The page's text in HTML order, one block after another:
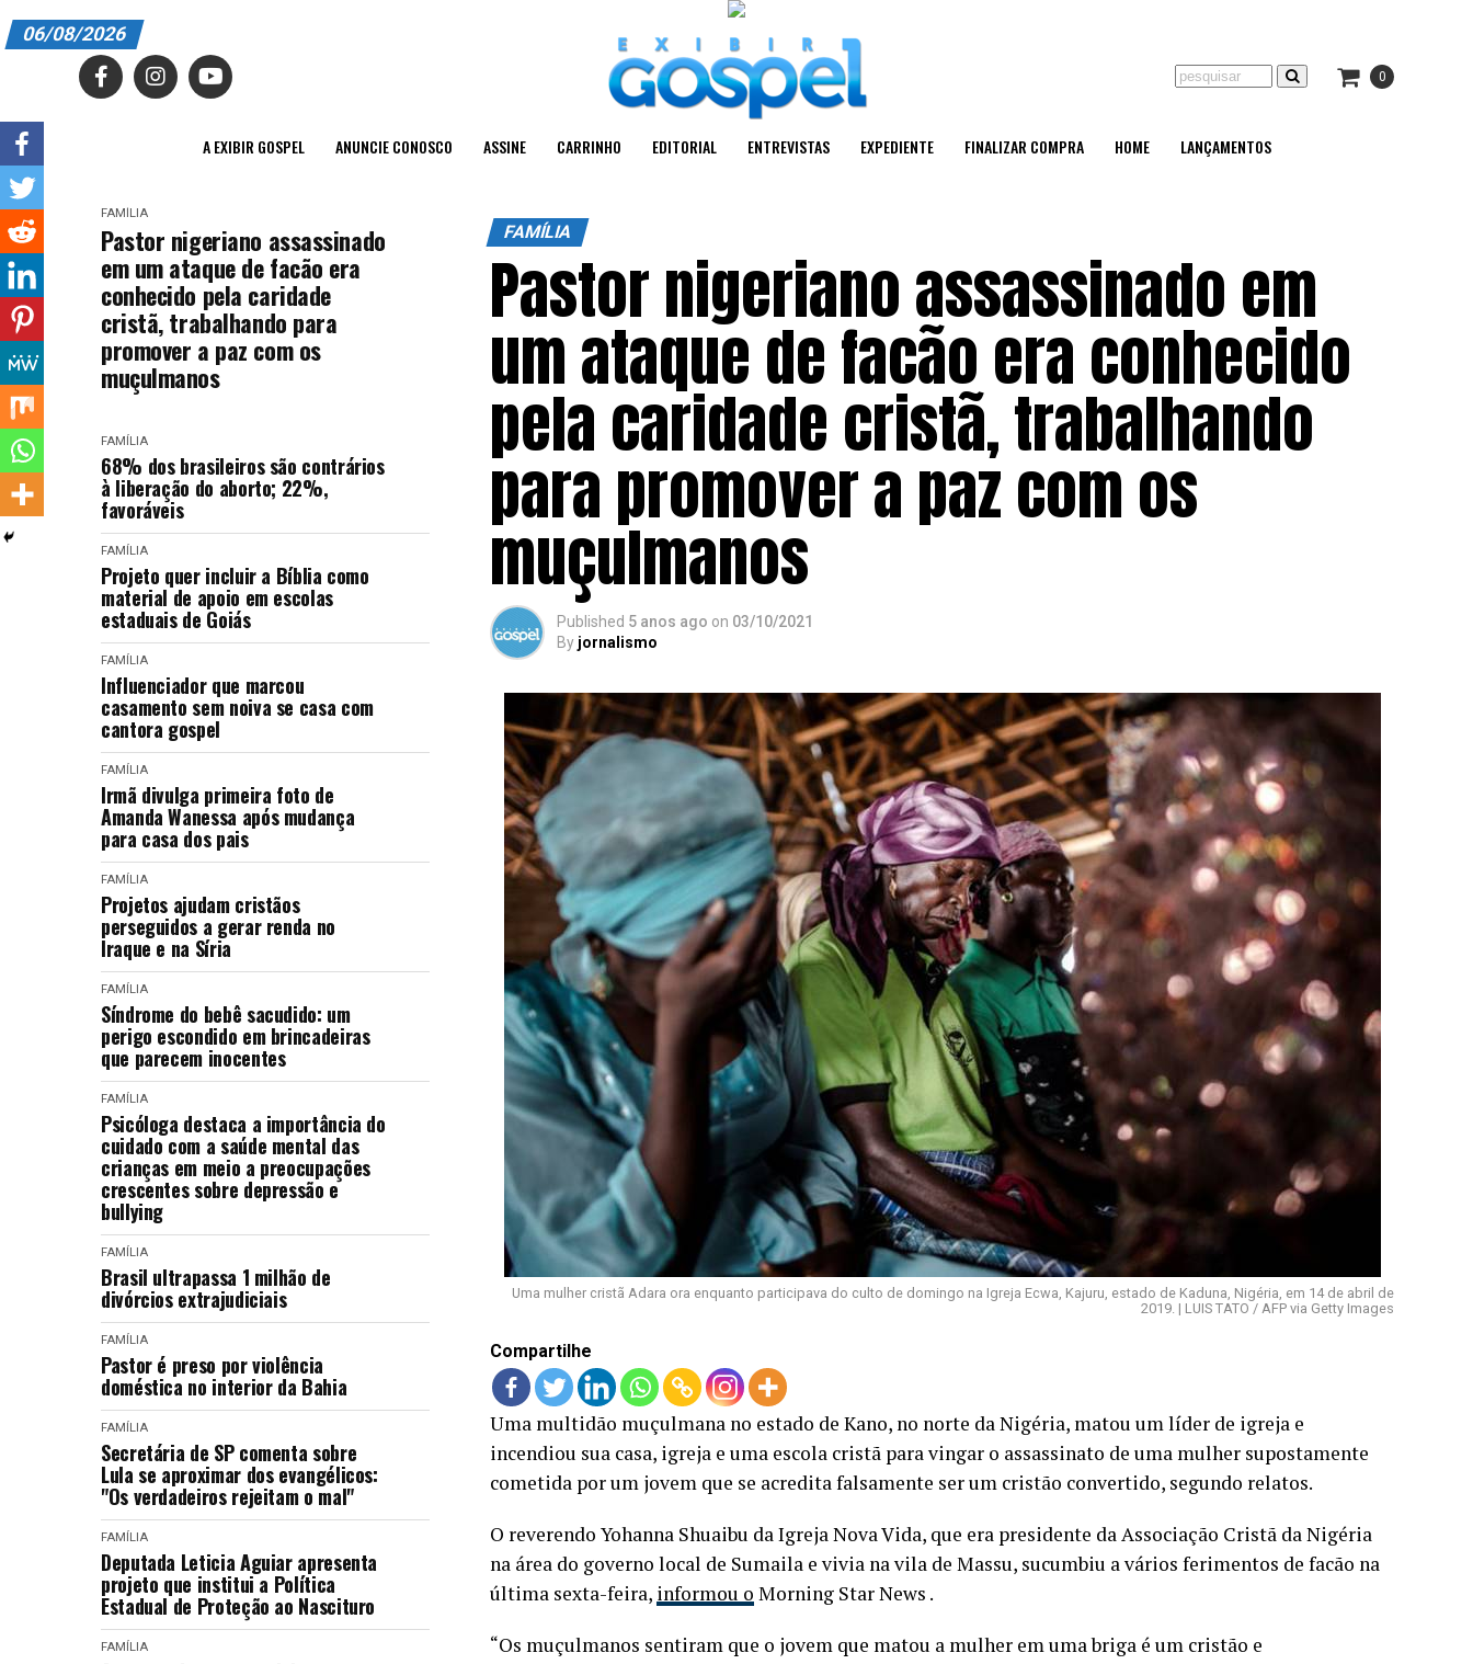
A EXIBIR GOSPEL
EDITORIAL
ENTREVISTAS
EXPEDIENTE
HOME
LANÇAMENTOS
06/08/2026
0
A EXIBIR GOSPEL ANUNCIE CONOSCO ASSINE CARRINHO EDITORIAL ENTREVISTAS EXPEDIENTE FINALIZAR COMPRA HOME LANÇAMENTOS
FAMÍLIA
Pastor nigeriano assassinado
em um ataque de facão era
conhecido pela caridade
cristã, trabalhando para
promover a paz com os
muçulmanos
FAMÍLIA
68% dos brasileiros são contrários
à liberação do aborto; 22%,
favoráveis
FAMÍLIA
Projeto quer incluir a Bíblia como
material de apoio em escolas
estaduais de Goiás
FAMÍLIA
Influenciador que marcou
casamento sem noiva se casa com
cantora gospel
FAMÍLIA
Irmã divulga primeira foto de
Amanda Wanessa após mudança
para casa dos pais
FAMÍLIA
Projetos ajudam cristãos
perseguidos a gerar renda no
Iraque e na Síria
FAMÍLIA
Síndrome do bebê sacudido: um
perigo escondido em brincadeiras
que parecem inocentes
FAMÍLIA
Psicóloga destaca a importância do
cuidado com a saúde mental das
crianças em meio a preocupações
crescentes sobre depressão e
bullying
FAMÍLIA
Brasil ultrapassa 1 milhão de
divórcios extrajudiciais
FAMÍLIA
Pastor é preso por violência
doméstica no interior da Bahia
FAMÍLIA
Secretária de SP comenta sobre
Lula se aproximar dos evangélicos:
"Os verdadeiros rejeitam o mal"
FAMÍLIA
Deputada Leticia Aguiar apresenta
projeto que institui a Política
Estadual de Proteção ao Nascituro
FAMÍLIA
FAMÍLIA
Pastor nigeriano assassinado em
um ataque de facão era conhecido
pela caridade cristã, trabalhando
para promover a paz com os
muçulmanos
Published 5 anos ago on 03/10/2021
By jornalismo
Uma mulher cristã Adara ora enquanto participava do culto de domingo na Igreja Ecwa, Kajuru, estado de Kaduna, Nigéria, em 14 de abril de
2019. | LUIS TATO / AFP via Getty Images
Compartilhe
Uma multidão muçulmana no estado de Kano, no norte da Nigéria, matou um líder de igreja e
incendiou sua casa, igreja e uma escola cristã para vingar o assassinato de uma mulher supostamente
cometida por um jovem que se acredita falsamente ser um cristão convertido, segundo relatos.
O reverendo Yohanna Shuaibu da Igreja Nova Vida, que era presidente da Associação Cristã da Nigéria
na área do governo local de Sumaila e vivia na vila de Massu, sucumbiu a vários ferimentos de facão na
última sexta-feira, informou o Morning Star News .
“Os muçulmanos sentiram que o jovem que matou a mulher em uma briga é um cristão e